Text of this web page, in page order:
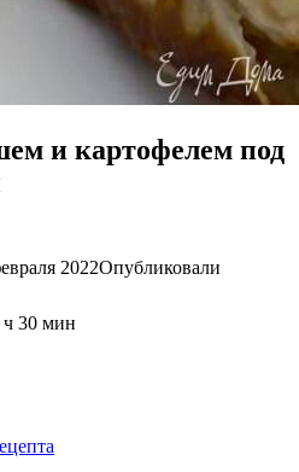
и картофелем под
2022Опубликовали
ч 30 мин